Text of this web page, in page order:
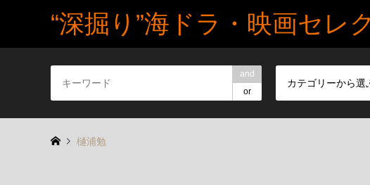
“深掘り”海ドラ・映画セレ
and
or
カテゴリーから選
樋浦勉